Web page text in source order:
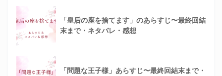
「皇后の座を捨てます」のあらすじ〜最終回結
末まで・ネタバレ・感想
「問題な王子様」あらすじ〜最終回結末まで・